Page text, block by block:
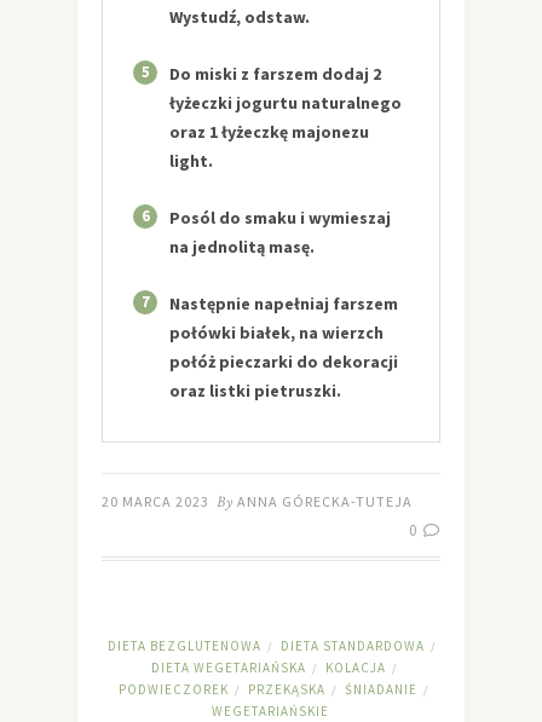
Wystudź, odstaw.
5
Do miski z farszem dodaj 2
łyżeczki jogurtu naturalnego
oraz 1 łyżeczkę majonezu
light.
6
Posól do smaku i wymieszaj
na jednolitą masę.
7
Następnie napełniaj farszem
połówki białek, na wierzch
połóż pieczarki do dekoracji
oraz listki pietruszki.
20 MARCA 2023 By ANNA GÓRECKA-TUTEJA
0
DIETA BEZGLUTENOWA / DIETA STANDARDOWA /
DIETA WEGETARIAŃSKA / KOLACJA /
PODWIECZOREK / PRZEKĄSKA / ŚNIADANIE /
WEGETARIAŃSKIE